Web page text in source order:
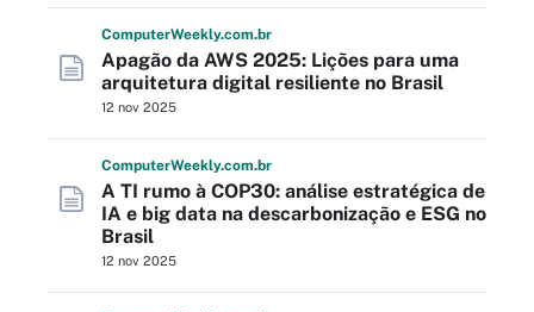
ComputerWeekly.com.br
Apagão da AWS 2025: Lições para uma
arquitetura digital resiliente no Brasil
12 nov 2025
ComputerWeekly.com.br
A TI rumo à COP30: análise estratégica de
IA e big data na descarbonização e ESG no
Brasil
12 nov 2025